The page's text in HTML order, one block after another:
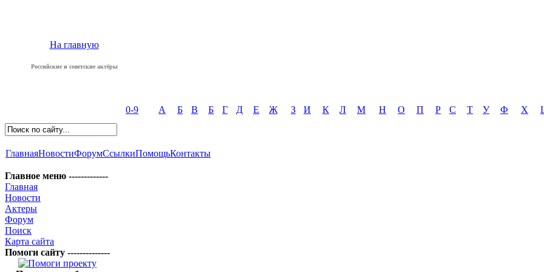
На главную
Российские и советские актёры
0-9 А Б В Б Г Д Е Ж З И К Л М Н О П Р С Т У Ф Х
ГлавнаяНовостиФорумСсылкиПомощьКонтакты
Главное меню -------------
Главная
Новости
Актеры
Форум
Поиск
Карта сайта
Помоги сайту --------------